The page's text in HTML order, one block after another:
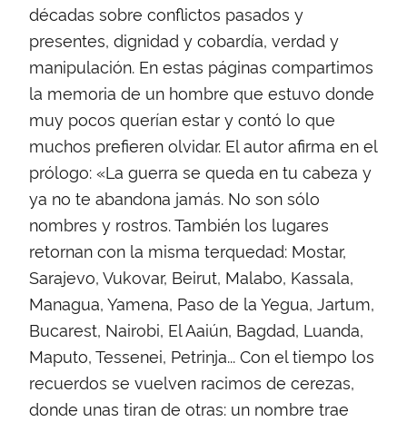
décadas sobre conflictos pasados y
presentes, dignidad y cobardía, verdad y
manipulación. En estas páginas compartimos
la memoria de un hombre que estuvo donde
muy pocos querían estar y contó lo que
muchos prefieren olvidar. El autor afirma en el
prólogo: «La guerra se queda en tu cabeza y
ya no te abandona jamás. No son sólo
nombres y rostros. También los lugares
retornan con la misma terquedad: Mostar,
Sarajevo, Vukovar, Beirut, Malabo, Kassala,
Managua, Yamena, Paso de la Yegua, Jartum,
Bucarest, Nairobi, El Aaiún, Bagdad, Luanda,
Maputo, Tessenei, Petrinja... Con el tiempo los
recuerdos se vuelven racimos de cerezas,
donde unas tiran de otras: un nombre trae